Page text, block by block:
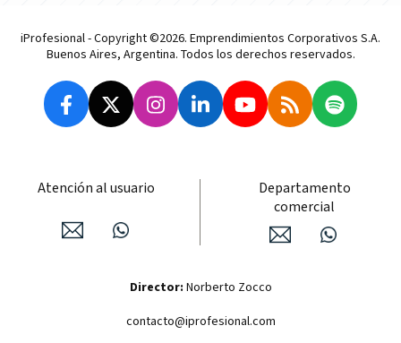
iProfesional - Copyright ©2026. Emprendimientos Corporativos S.A.
Buenos Aires, Argentina. Todos los derechos reservados.
Atención al usuario
Departamento
comercial
Director: Norberto Zocco
contacto@iprofesional.com